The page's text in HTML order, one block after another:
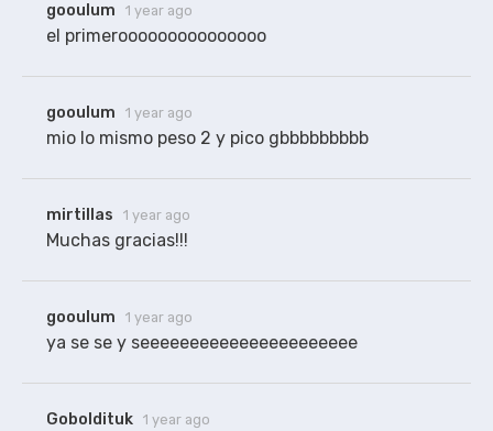
gooulum 1 year ago
el primerooooooooooooooo
gooulum 1 year ago
mio lo mismo peso 2 y pico gbbbbbbbbb
mirtillas 1 year ago
Muchas gracias!!!
gooulum 1 year ago
ya se se y seeeeeeeeeeeeeeeeeeeeee
Goboldituk 1 year ago